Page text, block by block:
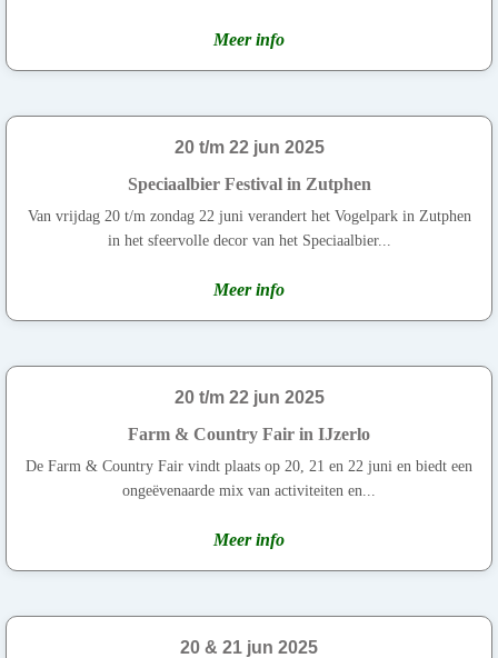
Meer info
20 t/m 22 jun 2025
Speciaalbier Festival in Zutphen
Van vrijdag 20 t/m zondag 22 juni verandert het Vogelpark in Zutphen
in het sfeervolle decor van het Speciaalbier...
Meer info
20 t/m 22 jun 2025
Farm & Country Fair in IJzerlo
De Farm & Country Fair vindt plaats op 20, 21 en 22 juni en biedt een
ongeëvenaarde mix van activiteiten en...
Meer info
20 & 21 jun 2025